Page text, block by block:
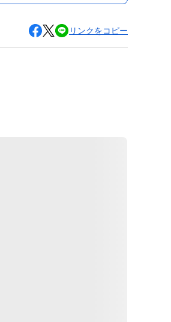
リンクをコピー